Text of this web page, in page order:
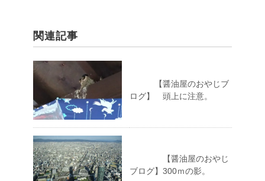
関連記事
【醤油屋のおやじブ
ログ】 頭上に注意。
【醤油屋のおやじ
ブログ】300ｍの影。